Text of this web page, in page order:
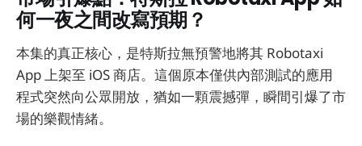
何一夜之間改寫預期？
本集的真正核心，是特斯拉無預警地將其 Robotaxi
App 上架至 iOS 商店。這個原本僅供內部測試的應用
程式突然向公眾開放，猶如一顆震撼彈，瞬間引爆了市
場的樂觀情緒。